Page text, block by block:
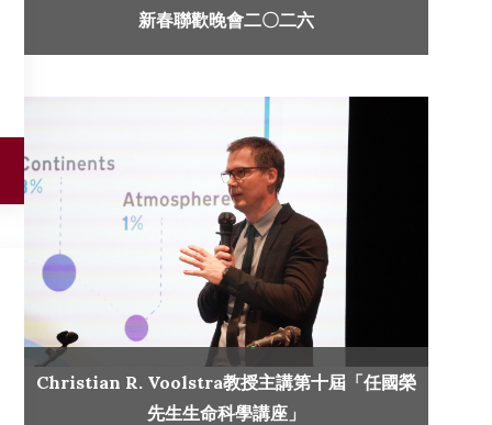
新春聯歡晚會二〇二六
Christian R. Voolstra教授主講第十屆「任國榮
先生生命科學講座」